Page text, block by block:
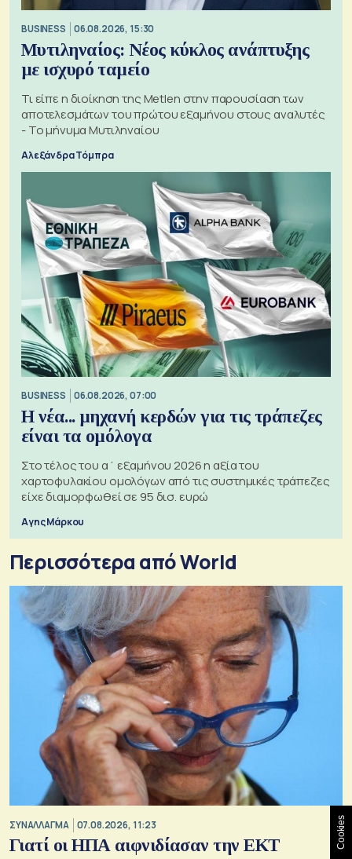
BUSINESS 06.08.2026, 15:30
Μυτιληναίος: Νέος κύκλος ανάπτυξης
με ισχυρό ταμείο
Τι είπε η διοίκηση της Metlen στην παρουσίαση των
αποτελεσμάτων του πρώτου εξαμήνου στους αναλυτές
- Το μήνυμα Μυτιληναίου
Αλεξάνδρα Τόμπρα
BUSINESS 06.08.2026, 07:00
Η νέα... μηχανή κερδών για τις τράπεζες
είναι τα ομόλογα
Στο τέλος του α΄ εξαμήνου 2026 η αξία του
χαρτοφυλακίου ομολόγων από τις συστημικές τράπεζες
είχε διαμορφωθεί σε 95 δισ. ευρώ
Αγης Μάρκου
Περισσότερα από World
ΣΥΝΑΛΛΑΓΜΑ 07.08.2026, 11:23
Γιατί οι ΗΠΑ αιφνιδίασαν την ΕΚΤ Cookies